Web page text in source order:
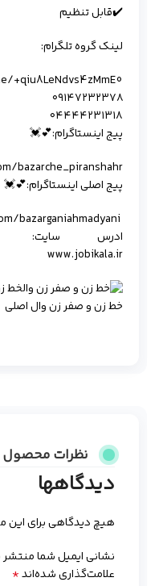
✔️قابل تنظیم
لینک گروە تلگرام:
+qiu8LeNdvs4zMmE0
۰۹۱۴۷۲۳۲۳۷۸
۰۴۴۴۴۲۳۱۳۱۸
پیج اینستاگرام:💕💓
bazarche_piranshahr
پیج اصلی اینستاگرام:💕💓
bazarganiahmadyani
ادرس سایت:
www.jobikala.ir
خط زن و صفر زن وال اصلی
نظرات محصول
دیدگاهها
هیچ دیدگاهی برای
نشانی ایمیل شما
علامت‌گذاری شده‌اند*